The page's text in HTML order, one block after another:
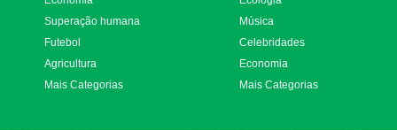
Superação humana
Futebol
Agricultura
Mais Categorias
Música
Celebridades
Economia
Mais Categorias